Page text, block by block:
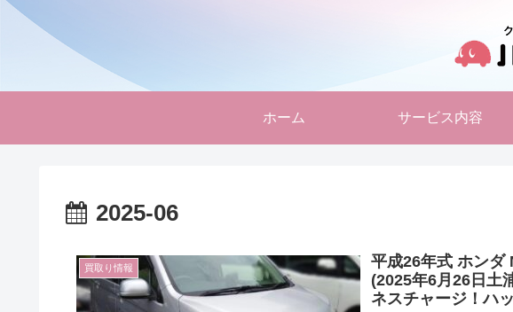
ホーム サービス内容
2025-06
買取り情報
平成26年式 ホンダ
(2025年6月26日土
ネスチャージ！ハ